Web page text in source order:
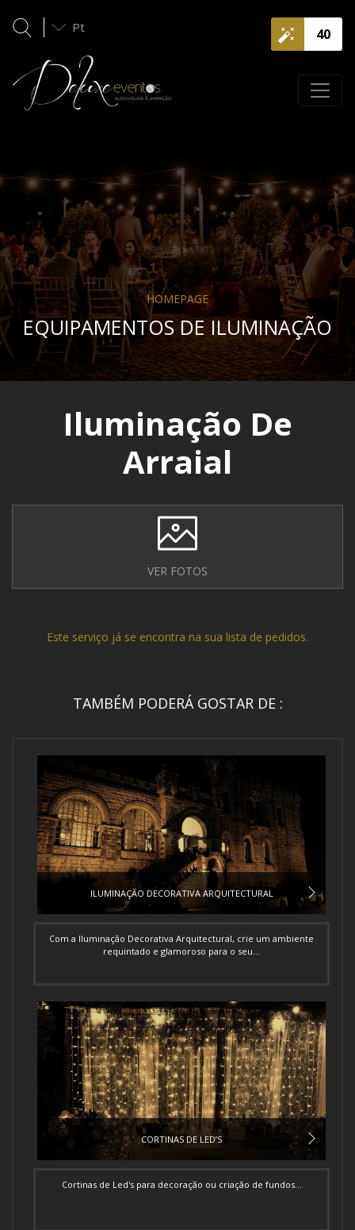
40
Pt
HOMEPAGE
EQUIPAMENTOS DE ILUMINAÇÃO
Iluminação De
Arraial
VER FOTOS
Este serviço já se encontra na sua lista de pedidos.
TAMBÉM PODERÁ GOSTAR DE :
ILUMINAÇÃO DECORATIVA ARQUITECTURAL
Com a Iluminação Decorativa Arquitectural, crie um ambiente
requintado e glamoroso para o seu...
CORTINAS DE LED’S
Cortinas de Led's para decoração ou criação de fundos...